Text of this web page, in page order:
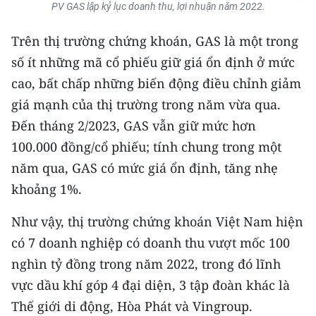
中文
FRANÇAIS
РУССКИЙ
한국어
PV GAS lập kỷ lục doanh thu, lợi nhuận năm 2022.
Trên thị trường chứng khoán, GAS là một trong
số ít những mã cổ phiếu giữ giá ổn định ở mức
cao, bất chấp những biến động điều chỉnh giảm
giá mạnh của thị trường trong năm vừa qua.
Đến tháng 2/2023, GAS vẫn giữ mức hơn
100.000 đồng/cổ phiếu; tính chung trong một
năm qua, GAS có mức giá ổn định, tăng nhẹ
khoảng 1%.
Như vậy, thị trường chứng khoán Việt Nam hiện
có 7 doanh nghiệp có doanh thu vượt mốc 100
nghìn tỷ đồng trong năm 2022, trong đó lĩnh
vực dầu khí góp 4 đại diện, 3 tập đoàn khác là
Thế giới di động, Hòa Phát và Vingroup.